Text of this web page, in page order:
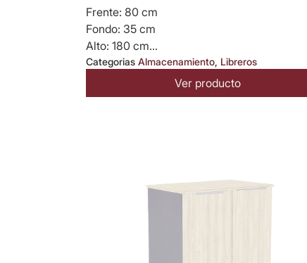
Frente: 80 cm
Fondo: 35 cm
Alto: 180 cm...
Categorias Almacenamiento, Libreros
Ver producto